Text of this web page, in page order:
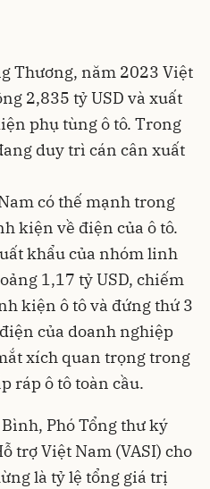
Thương, năm 2023 Việt
2,835 tỷ USD và xuất
phụ tùng ô tô. Trong
duy trì cán cân xuất
có thế mạnh trong
kiện về điện của ô tô.
khẩu của nhóm linh
1,17 tỷ USD, chiếm
kiện ô tô và đứng thứ 3
của doanh nghiệp
xích quan trọng trong
ráp ô tô toàn cầu.
Phó Tổng thư ký
trợ Việt Nam (VASI) cho
là tỷ lệ tổng giá trị